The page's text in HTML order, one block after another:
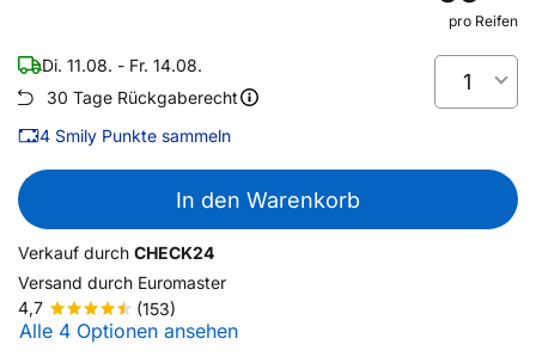
pro Reifen
Di. 11.08. - Fr. 14.08.
30 Tage Rückgaberecht
4 Smily Punkte sammeln
1
In den Warenkorb
Verkauf durch CHECK24
Versand durch Euromaster
4,7
(153)
Alle 4 Optionen ansehen